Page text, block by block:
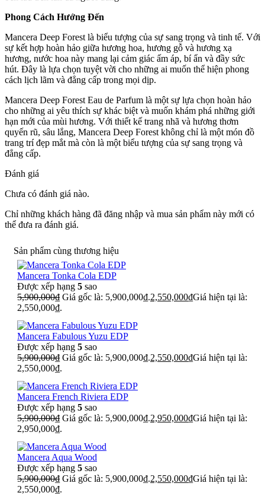
Phong Cách Hướng Đến
Mancera Deep Forest là biểu tượng của sự sang trọng và tinh tế. Với
sự kết hợp hoàn hảo giữa hương hoa, hương gỗ và hương xạ
hương, nước hoa này mang lại cảm giác ấm áp, bí ẩn và đầy sức
hút. Đây là lựa chọn tuyệt vời cho những ai muốn thể hiện phong
cách lịch lãm và đẳng cấp trong mọi dịp.
Mancera Deep Forest Eau de Parfum là một sự lựa chọn hoàn hảo
cho những ai yêu thích sự khác biệt và muốn khám phá những giới
hạn mới của mùi hương. Với thiết kế trang nhã và hương thơm
quyến rũ, sâu lắng, Mancera Deep Forest không chỉ là một món đồ
trang trí đẹp mắt mà còn là một biểu tượng của sự sang trọng và
đẳng cấp.
Đánh giá
Chưa có đánh giá nào.
Chỉ những khách hàng đã đăng nhập và mua sản phẩm này mới có
thể đưa ra đánh giá.
Sản phẩm cùng thương hiệu
Mancera Tonka Cola EDP
Được xếp hạng 5 sao
5,900,000₫ Giá gốc là: 5,900,000₫.2,550,000₫Giá hiện tại là:
2,550,000₫.
Mancera Fabulous Yuzu EDP
Được xếp hạng 5 sao
5,900,000₫ Giá gốc là: 5,900,000₫.2,550,000₫Giá hiện tại là:
2,550,000₫.
Mancera French Riviera EDP
Được xếp hạng 5 sao
5,900,000₫ Giá gốc là: 5,900,000₫.2,950,000₫Giá hiện tại là:
2,950,000₫.
Mancera Aqua Wood
Được xếp hạng 5 sao
5,900,000₫ Giá gốc là: 5,900,000₫.2,550,000₫Giá hiện tại là:
2,550,000₫.